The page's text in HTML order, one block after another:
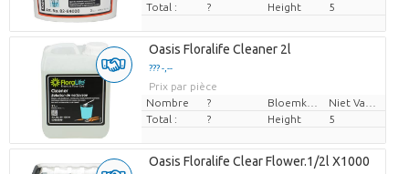
Total :
? Height 5
Oasis Floralife Cleaner 2l
??? -,--
Prix par pièce
Nombre
?
Total :
? Height 5
Oasis Floralife Clear Flower.1/2l X1000